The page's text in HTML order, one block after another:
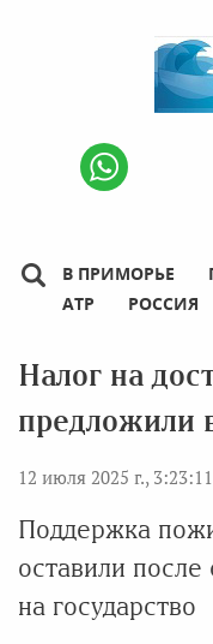
В ПРИМОРЬЕ
АТР
РОССИЯ
Налог на
предложили
12 июля 2025 г., 3:23:11
Поддержка
оставили
на государство